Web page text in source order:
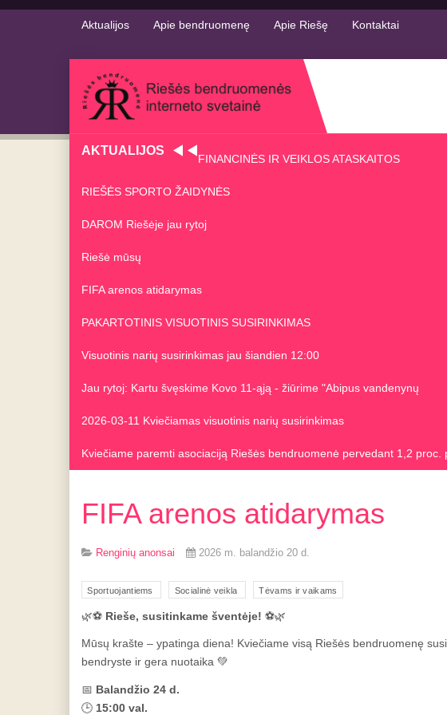
Aktualijos Apie bendruomenę Apie Riešę Kontaktai
AKTUALIJOS
FINANCINĖS IR VEIKLOS ATASKAITOS
RIEŠĖS SPORTO ŽAIDYNĖS
DAROM Riešėje jau rytoj
Riešė mūsų
FIFA arenos atidarymas
PAKARTOTINIS VISUOTINIS SUSIRINKIMAS
Visuotinis narių susirinkimas jau šiandien 12:00
Jau rytoj: Kartu švęskime Kovo 11-ąją - žiūrime "Abipus vandenynų
2026-03-11 Kviečiamas visuotinis narių susirinkimas
Kviečiame paremti asociaciją Riešės bendruomenė pervedant 1,2 proc.
FIFA arenos atidarymas
Renginių anonsai 2026 m. balandžio 20 d.
Sportuojantiems Socialinė veikla Tėvams ir vaikams
🌿⚽ Rieše, susitinkame šventėje! ⚽🌿
Mūsų krašte – ypatinga diena! Kviečiame visą Riešės bendruomenę
bendryste ir gera nuotaika 💚
📅 Balandžio 24 d.
🕒 15:00 val.